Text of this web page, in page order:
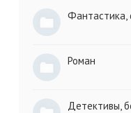
Фантастика,
Роман
Детективы,